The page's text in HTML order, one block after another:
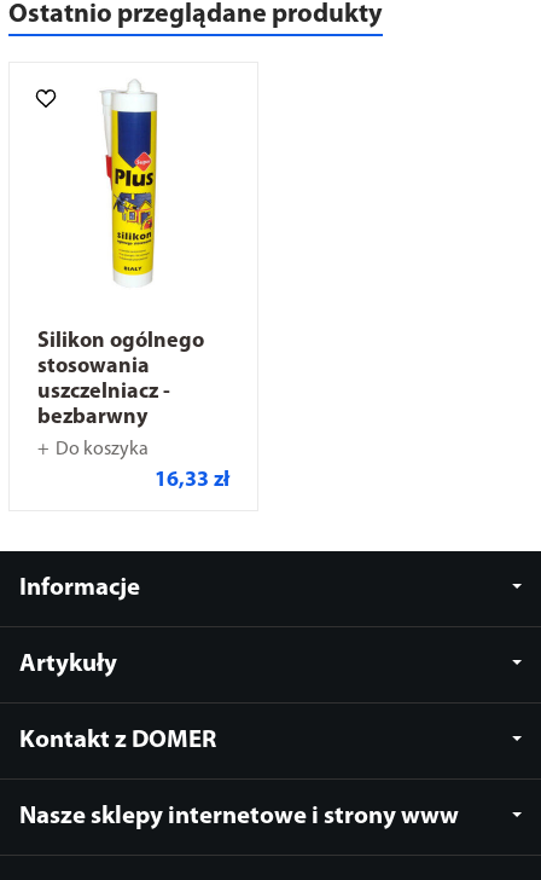
Ostatnio przeglądane produkty
Silikon ogólnego
stosowania
uszczelniacz -
bezbarwny
Do koszyka
16,33 zł
Informacje
Artykuły
Kontakt z DOMER
Nasze sklepy internetowe i strony www